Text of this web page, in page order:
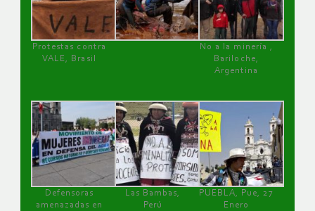
Protestas contra
VALE, Brasil
No a la minería ,
Bariloche,
Argentina
Defensoras
amenazadas en
Las Bambas,
Perú
PUEBLA, Pue, 27
Enero